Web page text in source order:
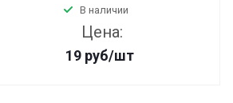
В наличии
Цена:
19 руб/шт